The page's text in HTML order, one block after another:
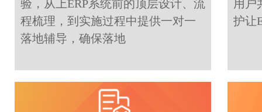
验，从上ERP系统前的顶层设计、流
程梳理，到实施过程中提供一对一
落地辅导，确保落地
用户
护让